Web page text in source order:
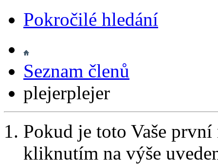
Pokročilé hledání
Seznam členů
plejerplejer
Pokud je toto Vaše
kliknutím na výše